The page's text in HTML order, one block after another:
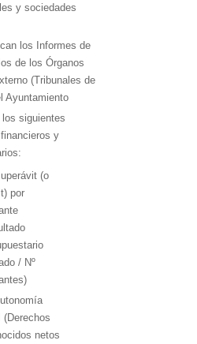
y sociedades
los Informes de
de los Órganos
(Tribunales de
Ayuntamiento
siguientes
y
(o
por
/ Nº
(Derechos
netos